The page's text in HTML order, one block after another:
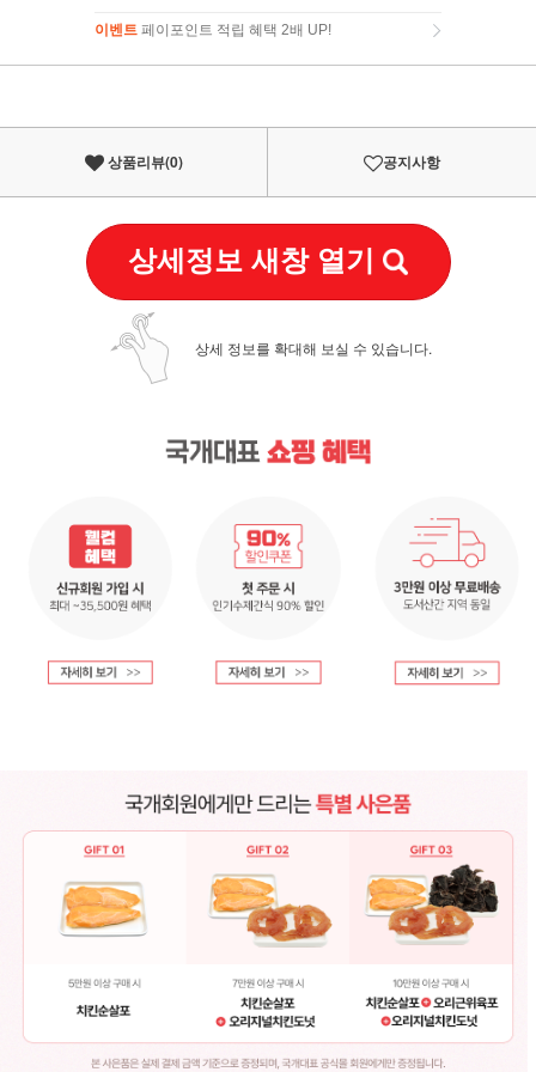
이벤트 페이포인트 적립 혜택 2배 UP!
이벤트페이포인트 적립 혜택 2배 UP!
상품리뷰(0) 공지사항
상세정보 새창 열기
상세 정보를 확대해 보실 수 있습니다.